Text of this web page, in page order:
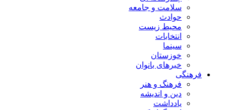
سلامت و جامعه
حوادث
محیط زیست
انتخابات
سینما
خوزستان
خبرهای بانوان
فرهنگی
فرهنگ و هنر
دین و اندیشه
یادداشت